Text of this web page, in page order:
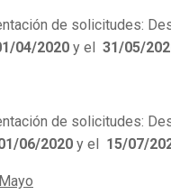
de solicitudes:
04/2020 y el 31/05/
de solicitudes:
06/2020 y el 15/07/